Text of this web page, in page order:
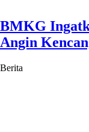
BMKG
Angin
Berita